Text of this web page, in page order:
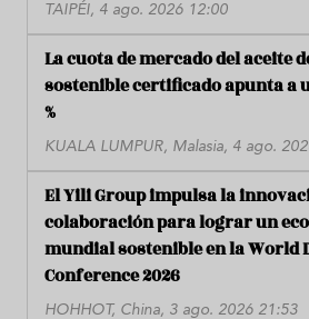
TAIPÉI, 4 ago. 2026 12:00
La cuota de mercado del aceite
sostenible certificado apunta a
%
KUALA LUMPUR, Malasia, 4 ago.
El Yili Group impulsa la
colaboración para lograr un
mundial sostenible en la World
Conference 2026
HOHHOT, China, 3 ago. 2026 21:53